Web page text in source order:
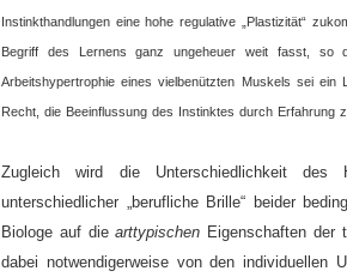
Instinkthandlungen eine hohe regulative „Plastizität“
Begriff des Lernens ganz ungeheuer weit fasst,
Arbeitshypertrophie eines vielbenützten Muskels sei
Recht, die Beeinflussung des Instinktes durch Erfahrung
Zugleich wird die Unterschiedlichkeit des
unterschiedlicher „berufliche Brille“ beider
Biologe auf diearttypischen Eigenschaften der
dabei notwendigerweise von den individuellen